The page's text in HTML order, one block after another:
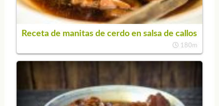
Receta de manitas de cerdo en salsa de callos
180m